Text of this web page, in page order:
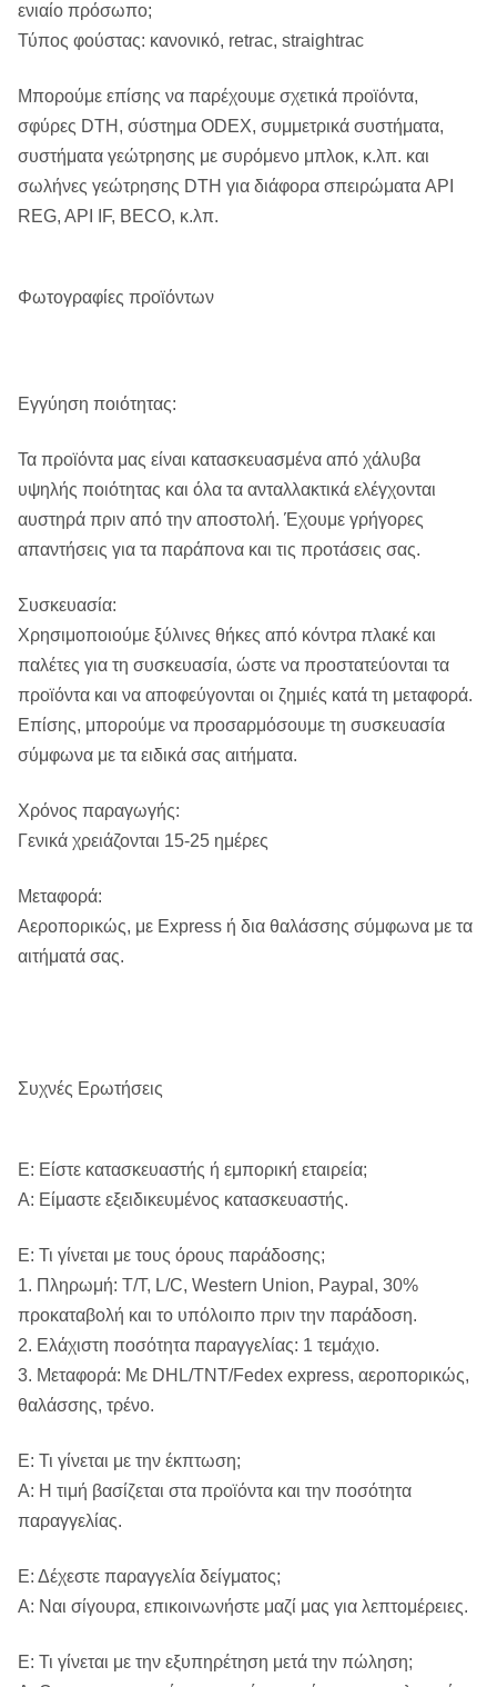
ενιαίο πρόσωπο;
Τύπος φούστας: κανονικό, retrac, straightrac
Μπορούμε επίσης να παρέχουμε σχετικά προϊόντα,
σφύρες DTH, σύστημα ODEX, συμμετρικά συστήματα,
συστήματα γεώτρησης με συρόμενο μπλοκ, κ.λπ. και
σωλήνες γεώτρησης DTH για διάφορα σπειρώματα API
REG, API IF, BECO, κ.λπ.
Φωτογραφίες προϊόντων
Εγγύηση ποιότητας:
Τα προϊόντα μας είναι κατασκευασμένα από χάλυβα
υψηλής ποιότητας και όλα τα ανταλλακτικά ελέγχονται
αυστηρά πριν από την αποστολή. Έχουμε γρήγορες
απαντήσεις για τα παράπονα και τις προτάσεις σας.
Συσκευασία:
Χρησιμοποιούμε ξύλινες θήκες από κόντρα πλακέ και
παλέτες για τη συσκευασία, ώστε να προστατεύονται τα
προϊόντα και να αποφεύγονται οι ζημιές κατά τη μεταφορά.
Επίσης, μπορούμε να προσαρμόσουμε τη συσκευασία
σύμφωνα με τα ειδικά σας αιτήματα.
Χρόνος παραγωγής:
Γενικά χρειάζονται 15-25 ημέρες
Μεταφορά:
Αεροπορικώς, με Express ή δια θαλάσσης σύμφωνα με τα
αιτήματά σας.
Συχνές Ερωτήσεις
Ε: Είστε κατασκευαστής ή εμπορική εταιρεία;
Α: Είμαστε εξειδικευμένος κατασκευαστής.
Ε: Τι γίνεται με τους όρους παράδοσης;
1. Πληρωμή: T/T, L/C, Western Union, Paypal, 30%
προκαταβολή και το υπόλοιπο πριν την παράδοση.
2. Ελάχιστη ποσότητα παραγγελίας: 1 τεμάχιο.
3. Μεταφορά: Με DHL/TNT/Fedex express, αεροπορικώς,
θαλάσσης, τρένο.
Ε: Τι γίνεται με την έκπτωση;
Α: Η τιμή βασίζεται στα προϊόντα και την ποσότητα
παραγγελίας.
Ε: Δέχεστε παραγγελία δείγματος;
Α: Ναι σίγουρα, επικοινωνήστε μαζί μας για λεπτομέρειες.
Ε: Τι γίνεται με την εξυπηρέτηση μετά την πώληση;